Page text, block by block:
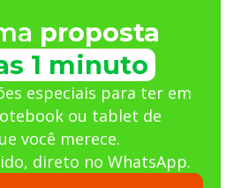
proposta
1 minuto
especiais para ter em
ou tablet de
você merece.
direto no WhatsApp.